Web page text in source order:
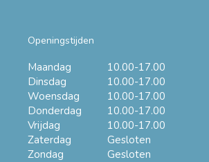
Openingstijden
Maandag
10.00-17.00
Dinsdag
10.00-17.00
Woensdag
10.00-17.00
Donderdag
10.00-17.00
Vrijdag
10.00-17.00
Zaterdag
Gesloten
Zondag
Gesloten